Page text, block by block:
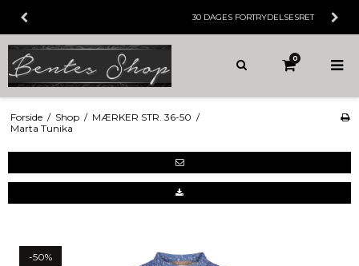
FORTRYDELSESRET
0
Forside / Shop / MÆRKER STR. 36-50 /
Marta Tunika
-50%